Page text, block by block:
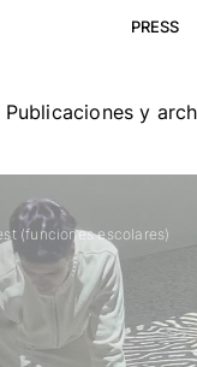
PRESS
Publicaciones y
(funciones escolares)